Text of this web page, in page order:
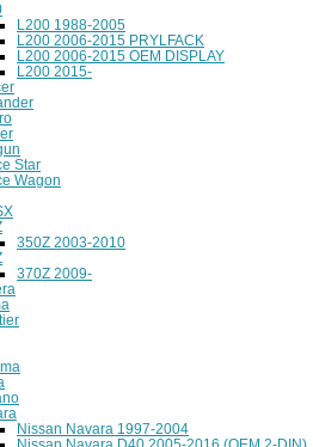
L200 1988-2005
L200 2006-2015 PRYLFACK
L200 2006-2015 OEM DISPLAY
L200 2015-
Star
Wagon
350Z 2003-2010
370Z 2009-
Nissan Navara 1997-2004